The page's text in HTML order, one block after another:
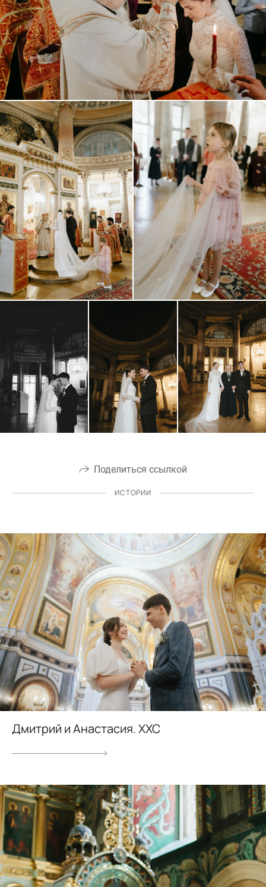
Поделиться ссылкой
ИСТОРИИ
Дмитрий и Анастасия. ХХС